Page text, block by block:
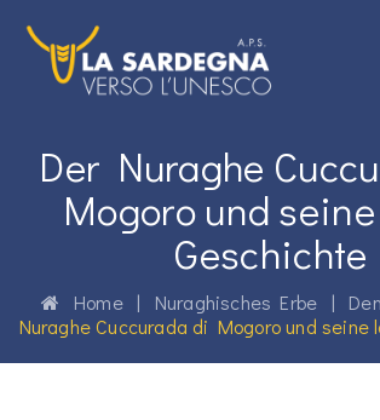
Der Nuraghe
Mogoro und
Geschichte
Home| Nuraghisches Erbe |
Nuraghe Cuccurada di Mogoro und seine